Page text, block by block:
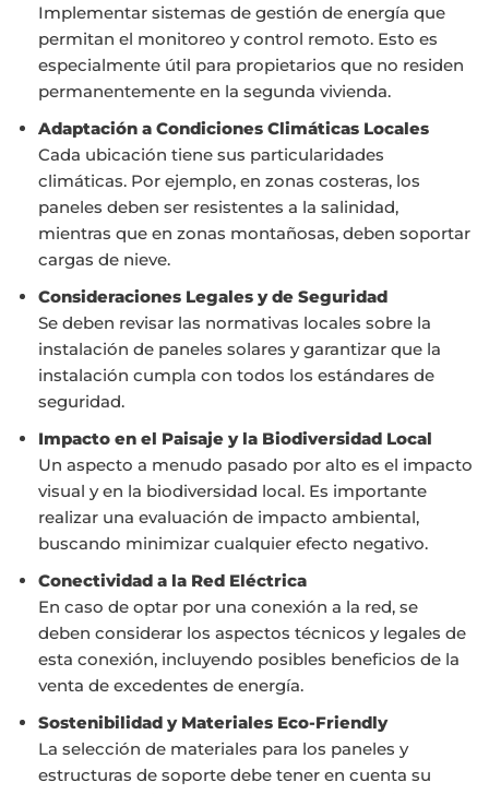
Implementar sistemas de gestión de energía que
permitan el monitoreo y control remoto. Esto es
especialmente útil para propietarios que no residen
permanentemente en la segunda vivienda.
Adaptación a Condiciones Climáticas Locales
Cada ubicación tiene sus particularidades
climáticas. Por ejemplo, en zonas costeras, los
paneles deben ser resistentes a la salinidad,
mientras que en zonas montañosas, deben soportar
cargas de nieve.
Consideraciones Legales y de Seguridad
Se deben revisar las normativas locales sobre la
instalación de paneles solares y garantizar que la
instalación cumpla con todos los estándares de
seguridad.
Impacto en el Paisaje y la Biodiversidad Local
Un aspecto a menudo pasado por alto es el impacto
visual y en la biodiversidad local. Es importante
realizar una evaluación de impacto ambiental,
buscando minimizar cualquier efecto negativo.
Conectividad a la Red Eléctrica
En caso de optar por una conexión a la red, se
deben considerar los aspectos técnicos y legales de
esta conexión, incluyendo posibles beneficios de la
venta de excedentes de energía.
Sostenibilidad y Materiales Eco-Friendly
La selección de materiales para los paneles y
estructuras de soporte debe tener en cuenta su